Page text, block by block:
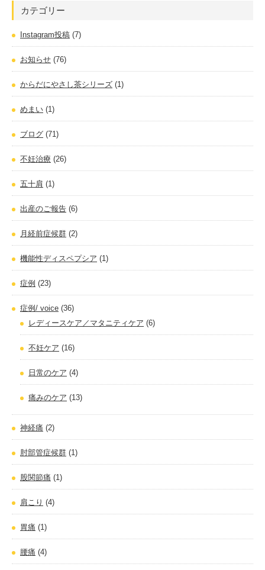
カテゴリー
Instagram投稿 (7)
お知らせ (76)
からだにやさし茶シリーズ (1)
めまい (1)
ブログ (71)
不妊治療 (26)
五十肩 (1)
出産のご報告 (6)
月経前症候群 (2)
機能性ディスペプシア (1)
症例 (23)
症例/ voice (36)
レディースケア／マタニティケア (6)
不妊ケア (16)
日常のケア (4)
痛みのケア (13)
神経痛 (2)
肘部管症候群 (1)
股関節痛 (1)
肩こり (4)
胃痛 (1)
腰痛 (4)